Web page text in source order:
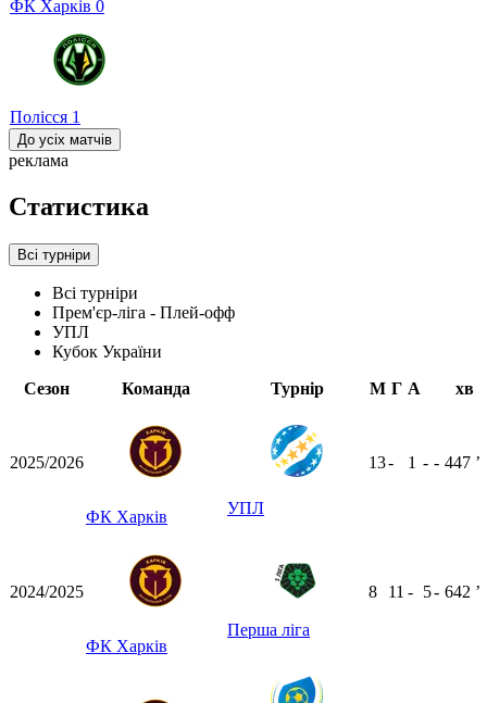
ФК Харків 0
Полісся 1
До усіх матчів
реклама
Статистика
Всі турніри
Всі турніри
Прем'єр-ліга - Плей-офф
УПЛ
Кубок України
Сезон
Команда Турнір М Г А хв
2025/2026
ФК Харків УПЛ
13- 1 - - 447 ʼ
2024/2025
ФК Харків
Перша ліга
8 11 - 5- 642 ʼ